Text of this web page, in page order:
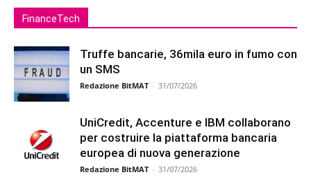
FinanceTech
Truffe bancarie, 36mila euro in fumo con
un SMS
Redazione BitMAT - 31/07/2026
UniCredit, Accenture e IBM collaborano
per costruire la piattaforma bancaria
europea di nuova generazione
Redazione BitMAT - 31/07/2026